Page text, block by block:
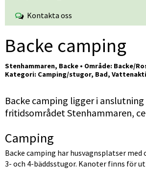
Kontakta oss
Backe camping
Stenhammaren, Backe • Område: Backe/
Kategori: Camping/stugor, Bad,
Backe camping ligger i
fritidsområdet Stenhammaren,
Camping
Backe camping har husvagnsplatser med
3- och 4-bäddsstugor. Kanoter finns för